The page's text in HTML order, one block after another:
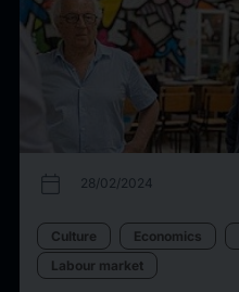
calendar_today 28/02/2024
Culture Economics
Labour market